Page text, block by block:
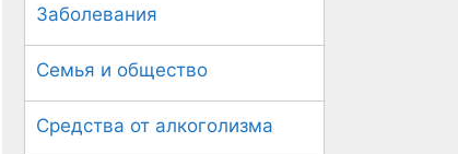
Заболевания
Семья и общество
Средства от алкоголизма